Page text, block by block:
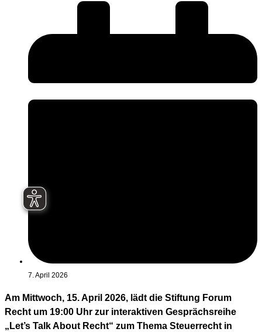
7. April 2026
Am Mittwoch, 15. April 2026, lädt die Stiftung Forum
Recht um 19:00 Uhr zur interaktiven Gesprächsreihe
„Let’s Talk About Recht“ zum Thema Steuerrecht in